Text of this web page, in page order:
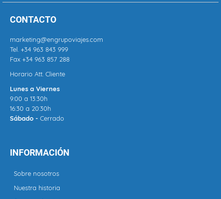
CONTACTO
marketing@engrupoviajes.com
Tel. +34 963 843 999
Fax +34 963 857 288
Horario Att. Cliente
Lunes a Viernes
9:00 a 13:30h
16:30 a 20:30h
Sábado - Cerrado
INFORMACIÓN
Sobre nosotros
Nuestra historia